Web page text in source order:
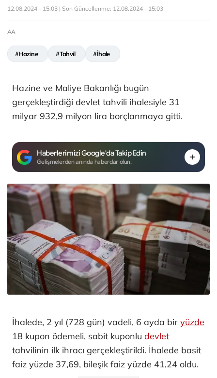
12.08.2024 - 15:03 | Son Güncellenme: 12.08.2024 - 15:03
AA
#Hazine #Tahvil #İhale
Hazine ve Maliye Bakanlığı bugün
gerçekleştirdiği devlet tahvili ihalesiyle 31
milyar 932,9 milyon lira borçlanmaya gitti.
Haberlerimizi Google'da Takip Edin
Gelişmelerden anında haberdar olun.
İhalede, 2 yıl (728 gün) vadeli, 6 ayda bir yüzde
18 kupon ödemeli, sabit kuponlu devlet
tahvilinin ilk ihracı gerçekleştirildi. İhalede basit
faiz yüzde 37,69, bileşik faiz yüzde 41,24 oldu.